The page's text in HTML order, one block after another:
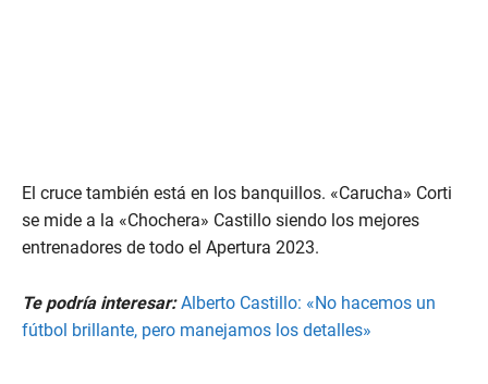
El cruce también está en los banquillos. «Carucha» Corti
se mide a la «Chochera» Castillo siendo los mejores
entrenadores de todo el Apertura 2023.
Te podría interesar: Alberto Castillo: «No hacemos un
fútbol brillante, pero manejamos los detalles»